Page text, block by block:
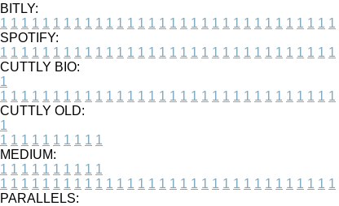
BITLY:
1 1 1 1 1 1 1 1 1 1 1 1 1 1 1 1 1 1 1 1 1 1 1 1 1 1 1 1 1 1 1 1
SPOTIFY:
1 1 1 1 1 1 1 1 1 1 1 1 1 1 1 1 1 1 1 1 1 1 1 1 1 1 1 1 1 1 1 1
CUTTLY BIO:
1
1 1 1 1 1 1 1 1 1 1 1 1 1 1 1 1 1 1 1 1 1 1 1 1 1 1 1 1 1 1 1 1
CUTTLY OLD:
1
1 1 1 1 1 1 1 1 1 1
MEDIUM:
1 1 1 1 1 1 1 1 1 1
1 1 1 1 1 1 1 1 1 1 1 1 1 1 1 1 1 1 1 1 1 1 1 1 1 1 1 1 1 1 1 1
PARALLELS: